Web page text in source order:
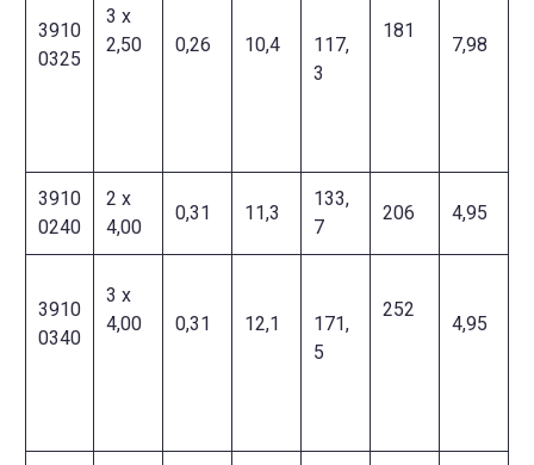
3910
0325
3 x
2,50
0,26 10,4
117,
3
181
7,98
3910
0240
2 x
4,00
0,31 11,3
133,
7
206 4,95
3910
0340
3 x
4,00
0,31 12,1
171,
5
252
4,95